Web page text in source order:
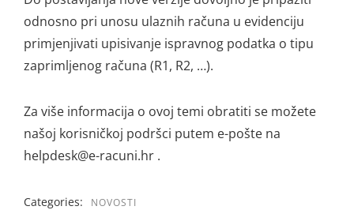
odnosno pri unosu ulaznih računa u evidenciju
primjenjivati upisivanje ispravnog podatka o tipu
zaprimljenog računa (R1, R2, …).
Za više informacija o ovoj temi obratiti se možete
našoj korisničkoj podršci putem e-pošte na
helpdesk@e-racuni.hr .
Categories: NOVOSTI